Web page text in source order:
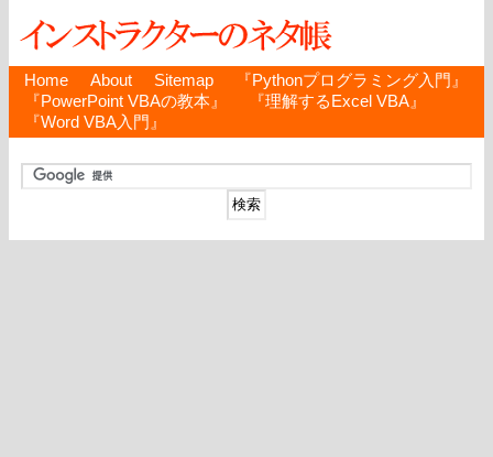
Home About Sitemap
『Pythonプログラミング入門』
『PowerPoint VBAの教本』
『理解するExcel VBA』
『Word VBA入門』